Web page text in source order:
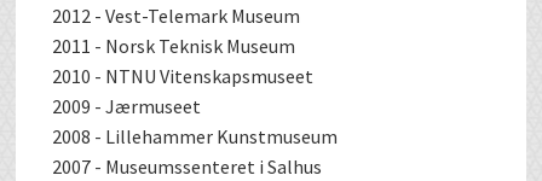
2012 - Vest-Telemark Museum
2011 - Norsk Teknisk Museum
2010 - NTNU Vitenskapsmuseet
2009 - Jærmuseet
2008 - Lillehammer Kunstmuseum
2007 - Museumssenteret i Salhus